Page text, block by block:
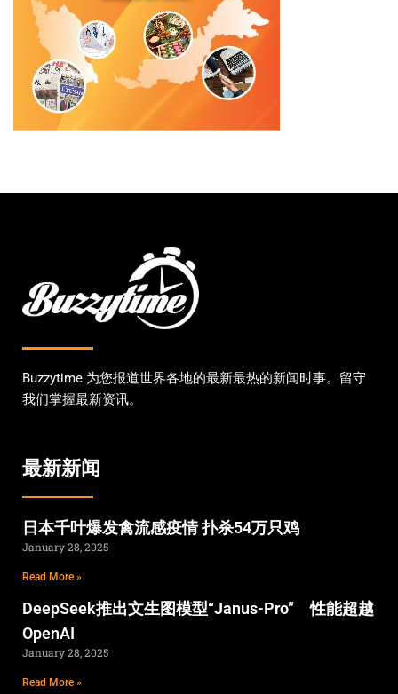
Buzzytime 为您报道世界各地的最新最热的新闻时事。留守
我们掌握最新资讯。
最新新闻
日本千叶爆发禽流感疫情 扑杀54万只鸡
January 28, 2025
Read More »
DeepSeek推出文生图模型“Janus-Pro” 性能超越
OpenAI
January 28, 2025
Read More »